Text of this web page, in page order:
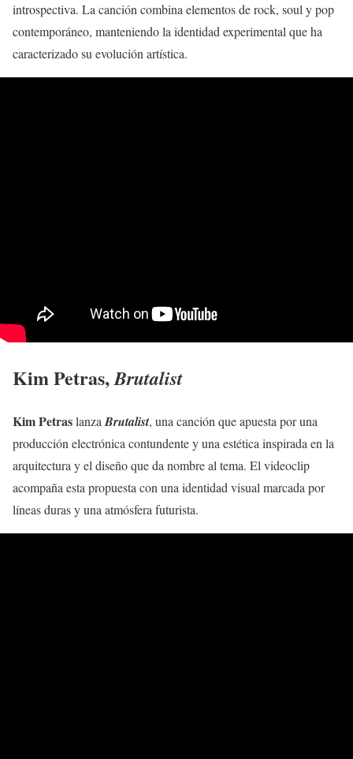
introspectiva. La canción combina elementos de rock, soul y pop
contemporáneo, manteniendo la identidad experimental que ha
caracterizado su evolución artística.
Kim Petras,Brutalist
Kim PetraslanzaBrutalist, una canción que apuesta por una
producción electrónica contundente y una estética inspirada en la
arquitectura y el diseño que da nombre al tema. El videoclip
acompaña esta propuesta con una identidad visual marcada por
líneas duras y una atmósfera futurista.